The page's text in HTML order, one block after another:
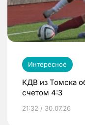
Интересное
КДВ из Томска
счетом 4:3
21:32 / 30.07.26